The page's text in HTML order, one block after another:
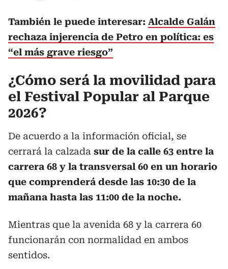
También le puede interesar: Alcalde Galán
rechaza injerencia de Petro en política: es
“el más grave riesgo”
¿Cómo será la movilidad para
el Festival Popular al Parque
2026?
De acuerdo a la información oficial, se
cerrará la calzada sur de la calle 63 entre la
carrera 68 y la transversal 60 en un horario
que comprenderá desde las 10:30 de la
mañana hasta las 11:00 de la noche.
Mientras que la avenida 68 y la carrera 60
funcionarán con normalidad en ambos
sentidos.